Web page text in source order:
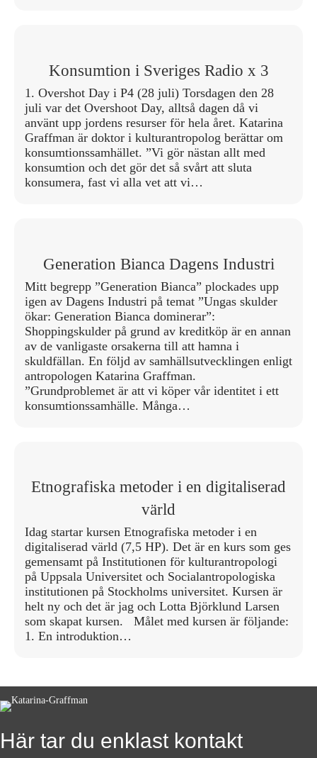
Konsumtion i Sveriges Radio x 3
1. Overshot Day i P4 (28 juli) Torsdagen den 28
juli var det Overshoot Day, alltså dagen då vi
använt upp jordens resurser för hela året. Katarina
Graffman är doktor i kulturantropolog berättar om
konsumtionssamhället. ”Vi gör nästan allt med
konsumtion och det gör det så svårt att sluta
konsumera, fast vi alla vet att vi…
Generation Bianca Dagens Industri
Mitt begrepp ”Generation Bianca” plockades upp
igen av Dagens Industri på temat ”Ungas skulder
ökar: Generation Bianca dominerar”:
Shoppingskulder på grund av kreditköp är en annan
av de vanligaste orsakerna till att hamna i
skuldfällan. En följd av samhällsutvecklingen enligt
antropologen Katarina Graffman.
”Grundproblemet är att vi köper vår identitet i ett
konsumtionssamhälle. Många…
Etnografiska metoder i en digitaliserad
värld
Idag startar kursen Etnografiska metoder i en
digitaliserad värld (7,5 HP). Det är en kurs som ges
gemensamt på Institutionen för kulturantropologi
på Uppsala Universitet och Socialantropologiska
institutionen på Stockholms universitet. Kursen är
helt ny och det är jag och Lotta Björklund Larsen
som skapat kursen. Målet med kursen är följande:
1. En introduktion…
Här tar du enklast kontakt